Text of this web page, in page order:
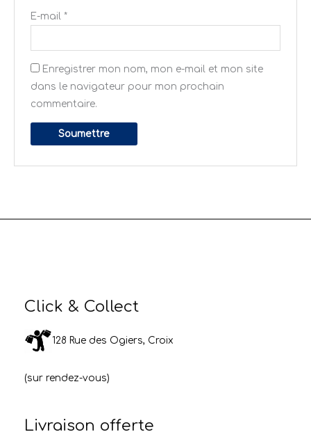
E-mail *
Enregistrer mon nom, mon e-mail et mon site
dans le navigateur pour mon prochain
commentaire.
Click & Collect
128 Rue des Ogiers, Croix
(sur rendez-vous)
Livraison offerte